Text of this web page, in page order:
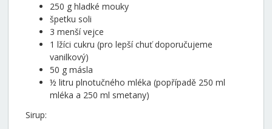
250 g hladké mouky
špetku soli
3 menší vejce
1 lžíci cukru (pro lepší chuť doporučujeme
vanilkový)
50 g másla
½ litru plnotučného mléka (popřípadě 250 ml
mléka a 250 ml smetany)
Sirup: